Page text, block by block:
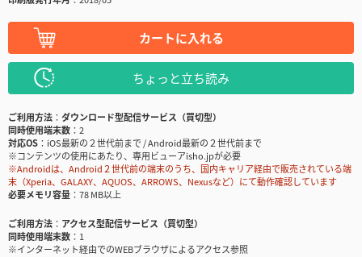
カートに入れる
ちょっと立ち読み
ご利用方法
ダウンロード型配信サービス（買切型）
同時使用端末数
2
対応OS
iOS最新の２世代前まで / Android最新の２世代前まで
※コンテンツの使用にあたり、専用ビューアisho.jpが必要
※Androidは、Android２世代前の端末のうち、国内キャリア経由で販売されている端
末（Xperia、GALAXY、AQUOS、ARROWS、Nexusなど）にて動作確認しています
必要メモリ容量
78 MB以上
ご利用方法
アクセス型配信サービス（買切型）
同時使用端末数
1
※インターネット経由でのWEBブラウザによるアクセス参照